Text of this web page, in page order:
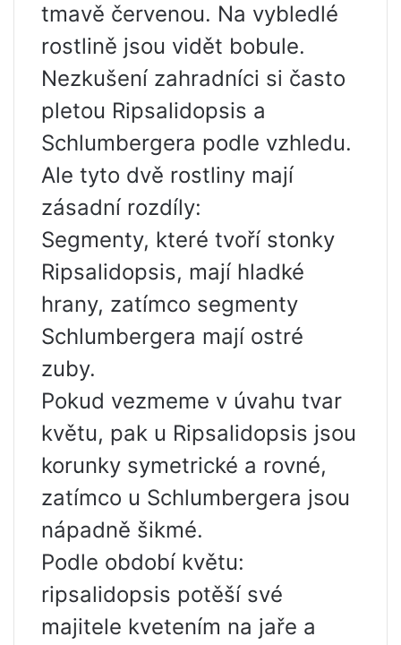
tmavě červenou. Na vybledlé
rostlině jsou vidět bobule.
Nezkušení zahradníci si často
pletou Ripsalidopsis a
Schlumbergera podle vzhledu.
Ale tyto dvě rostliny mají
zásadní rozdíly:
Segmenty, které tvoří stonky
Ripsalidopsis, mají hladké
hrany, zatímco segmenty
Schlumbergera mají ostré
zuby.
Pokud vezmeme v úvahu tvar
květu, pak u Ripsalidopsis jsou
korunky symetrické a rovné,
zatímco u Schlumbergera jsou
nápadně šikmé.
Podle období květu:
ripsalidopsis potěší své
majitele kvetením na jaře a